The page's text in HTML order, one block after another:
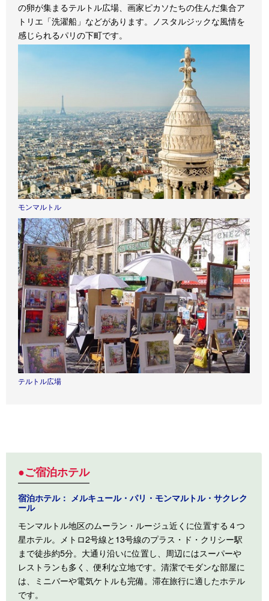
の卵が集まるテルトル広場、画家ピカソたちの住んだ集合ア
トリエ「洗濯船」などがあります。ノスタルジックな風情を
感じられるパリの下町です。
モンマルトル
テルトル広場
●ご宿泊ホテル
宿泊ホテル： メルキュール・パリ・モンマルトル・サクレク
ール
モンマルトル地区のムーラン・ルージュ近くに位置する４つ
星ホテル。メトロ2号線と13号線のプラス・ド・クリシー駅
まで徒歩約5分。大通り沿いに位置し、周辺にはスーパーや
レストランも多く、便利な立地です。清潔でモダンな部屋に
は、ミニバーや電気ケトルも完備。滞在旅行に適したホテル
です。